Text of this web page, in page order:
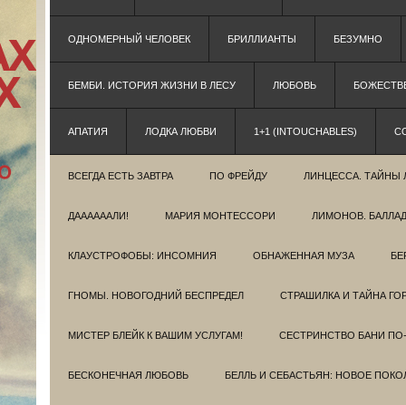
ОДНОМЕРНЫЙ ЧЕЛОВЕК БРИЛЛИАНТЫ БЕЗУМНО
БЕМБИ. ИСТОРИЯ ЖИЗНИ В ЛЕСУ ЛЮБОВЬ
АПАТИЯ ЛОДКА ЛЮБВИ 1+1 (INTOUCHABLES)
ВСЕГДА ЕСТЬ ЗАВТРА ПО ФРЕЙДУ ЛИНЦЕССА. ТАЙНЫ
ДААААААЛИ! МАРИЯ МОНТЕССОРИ ЛИМОНОВ.
КЛАУСТРОФОБЫ: ИНСОМНИЯ ОБНАЖЕННАЯ МУЗА
ГНОМЫ. НОВОГОДНИЙ БЕСПРЕДЕЛ СТРАШИЛКА И ТАЙНА
МИСТЕР БЛЕЙК К ВАШИМ УСЛУГАМ! СЕСТРИНСТВО БАНИ
БЕСКОНЕЧНАЯ ЛЮБОВЬ БЕЛЛЬ И СЕБАСТЬЯН: НОВОЕ